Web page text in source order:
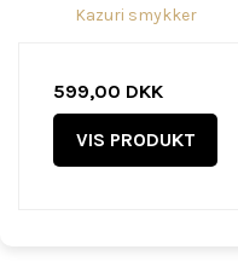
Kazuri smykker
599,00 DKK
VIS PRODUKT